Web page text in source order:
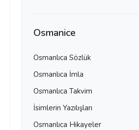
Osmanice
Osmanlıca Sözlük
Osmanlıca İmla
Osmanlıca Takvim
İsimlerin Yazılışları
Osmanlıca Hikayeler